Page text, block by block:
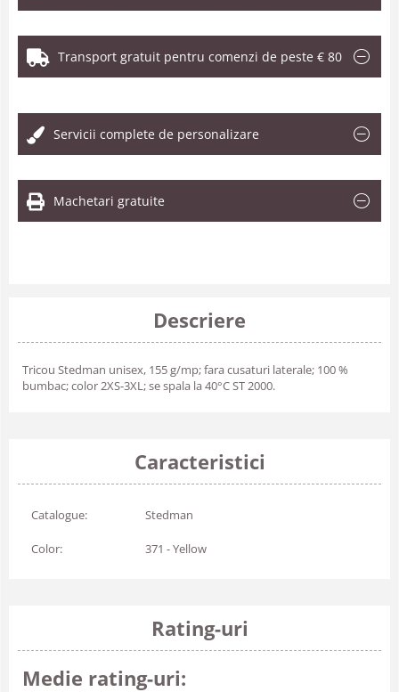
Transport gratuit pentru comenzi de peste € 80
Servicii complete de personalizare
Machetari gratuite
Descriere
Tricou Stedman unisex, 155 g/mp; fara cusaturi laterale; 100 %
bumbac; color 2XS-3XL; se spala la 40°C ST 2000.
Caracteristici
Catalogue: Stedman
Color: 371 - Yellow
Rating-uri
Medie rating-uri: